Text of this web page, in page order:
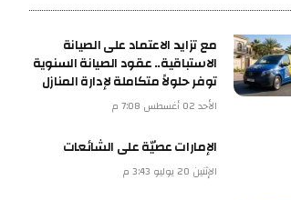
مع تزايد الاعتماد على الصيانة
الاستباقية.. عقود الصيانة السنوية
توفر حلولاً متكاملة لإدارة المنازل
الأحد 02 أغسطس 7:08 م
الإمارات عصيّة على الشائعات
الإثنين 20 يوليو 3:43 م